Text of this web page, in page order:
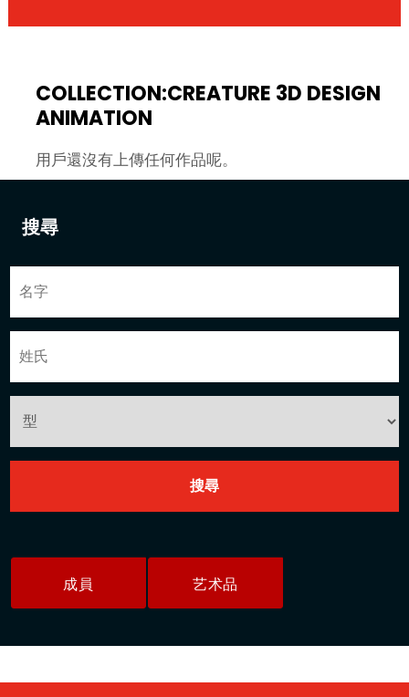
搜尋
成員 艺术品
COLLECTION:CREATURE 3D DESIGN
ANIMATION
用戶還沒有上傳任何作品呢。